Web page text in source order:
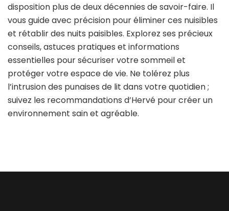
disposition plus de deux décennies de savoir-faire. Il
vous guide avec précision pour éliminer ces nuisibles
et rétablir des nuits paisibles. Explorez ses précieux
conseils, astuces pratiques et informations
essentielles pour sécuriser votre sommeil et
protéger votre espace de vie. Ne tolérez plus
l’intrusion des punaises de lit dans votre quotidien ;
suivez les recommandations d’Hervé pour créer un
environnement sain et agréable.